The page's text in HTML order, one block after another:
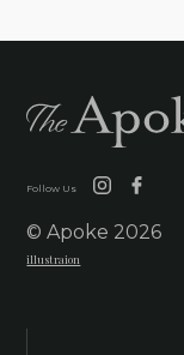
Follow Us
© Apoke 2026
illustraion